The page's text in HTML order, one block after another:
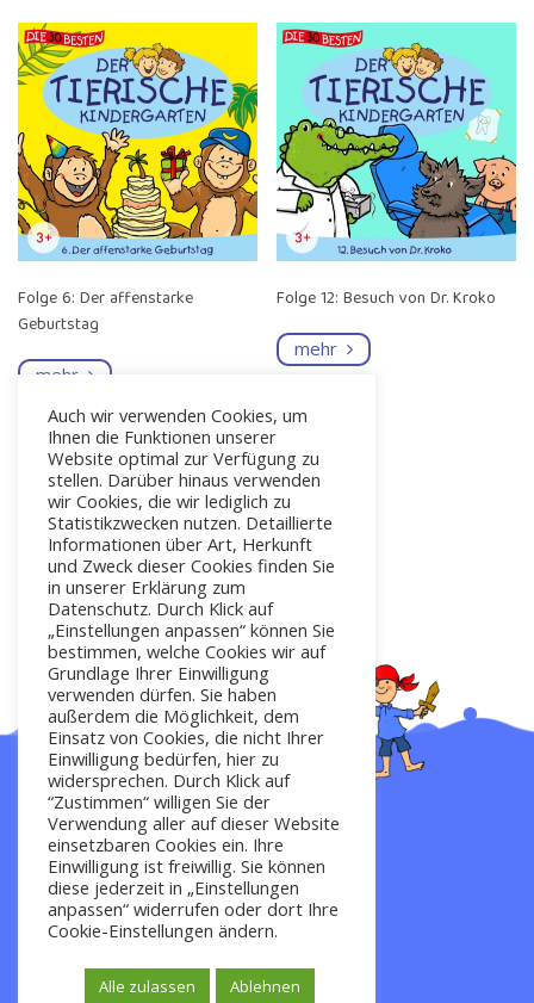
Folge 6: Der affenstarke
Geburtstag
mehr
Folge 12: Besuch von Dr. Kroko
mehr
Startseite
Impressum
Kontakt
Auch wir verwenden Cookies, um
Ihnen die Funktionen unserer
Website optimal zur Verfügung zu
stellen. Darüber hinaus verwenden
wir Cookies, die wir lediglich zu
Statistikzwecken nutzen. Detaillierte
Informationen über Art, Herkunft
und Zweck dieser Cookies finden Sie
in unserer Erklärung zum
Datenschutz. Durch Klick auf
„Einstellungen anpassen“ können Sie
bestimmen, welche Cookies wir auf
Grundlage Ihrer Einwilligung
verwenden dürfen. Sie haben
außerdem die Möglichkeit, dem
Einsatz von Cookies, die nicht Ihrer
Einwilligung bedürfen, hier zu
widersprechen. Durch Klick auf
“Zustimmen“ willigen Sie der
Verwendung aller auf dieser Website
einsetzbaren Cookies ein. Ihre
Einwilligung ist freiwillig. Sie können
diese jederzeit in „Einstellungen
anpassen“ widerrufen oder dort Ihre
Cookie-Einstellungen ändern.
Alle zulassen Ablehnen